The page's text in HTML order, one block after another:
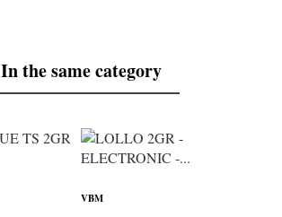
In the same category
VBM